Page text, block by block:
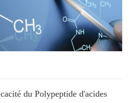
du Polypeptide d'acides